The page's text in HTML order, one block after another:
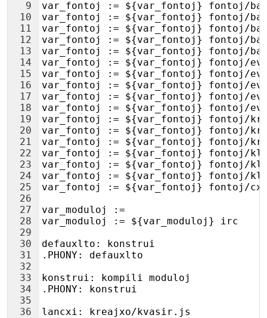
9
10
11
12
13
14
15
16
17
18
19
20
21
22
23
24
25
26
27
28
29
30
31
32
33
34
35
36
var_fontoj := ${var_fontoj} fontoj/
var_fontoj := ${var_fontoj} fontoj/
var_fontoj := ${var_fontoj} fontoj/
var_fontoj := ${var_fontoj} fontoj/
var_fontoj := ${var_fontoj} fontoj/
var_fontoj := ${var_fontoj} fontoj/
var_fontoj := ${var_fontoj} fontoj/
var_fontoj := ${var_fontoj} fontoj/
var_fontoj := ${var_fontoj} fontoj/
var_fontoj := ${var_fontoj} fontoj/
var_fontoj := ${var_fontoj} fontoj/
var_fontoj := ${var_fontoj} fontoj/
var_fontoj := ${var_fontoj} fontoj/
var_fontoj := ${var_fontoj} fontoj/
var_fontoj := ${var_fontoj} fontoj/
var_fontoj := ${var_fontoj} fontoj/
var_fontoj := ${var_fontoj} fontoj/
var_moduloj :=
var_moduloj := ${var_moduloj} irc
defauxlto: konstrui
.PHONY: defauxlto
konstrui: kompili moduloj
.PHONY: konstrui
lancxi: kreajxo/kvasir.js